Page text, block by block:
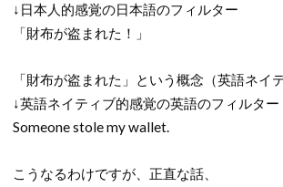
↓日本人的感覚の日本語のフィルター
「財布が盗まれた！」
「財布が盗まれた」という概念（英語ネイ
↓英語ネイティブ的感覚の英語のフィルター
Someone stole my wallet.
こうなるわけですが、正直な話、